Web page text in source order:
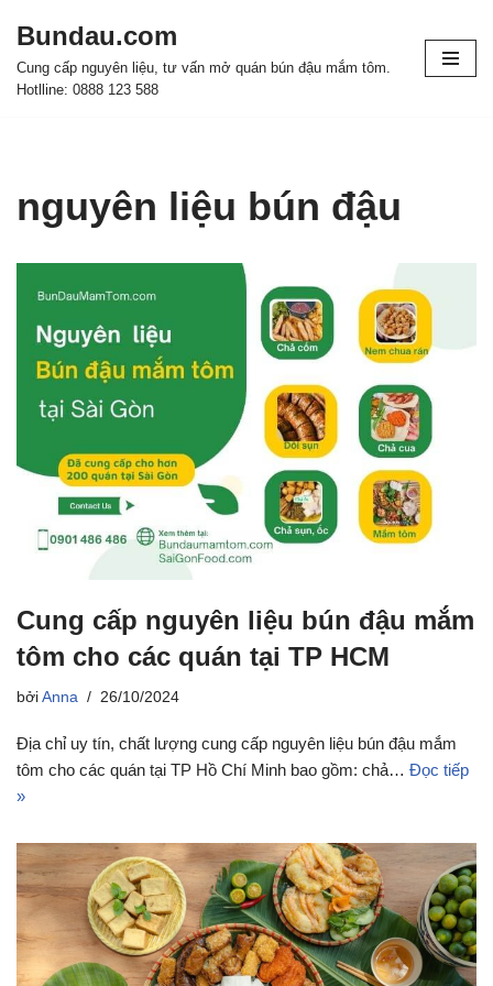
Chuyển
tới
Bundau.com
Cung cấp nguyên liệu, tư vấn mở quán bún đậu mắm tôm.
Hotlline: 0888 123 588
nguyên liệu bún đậu
Cung cấp nguyên liệu bún đậu mắm
tôm cho các quán tại TP HCM
bởi Anna 26/10/2024
Địa chỉ uy tín, chất lượng cung cấp nguyên liệu bún đậu mắm
tôm cho các quán tại TP Hồ Chí Minh bao gồm: chả… Đọc tiếp
»